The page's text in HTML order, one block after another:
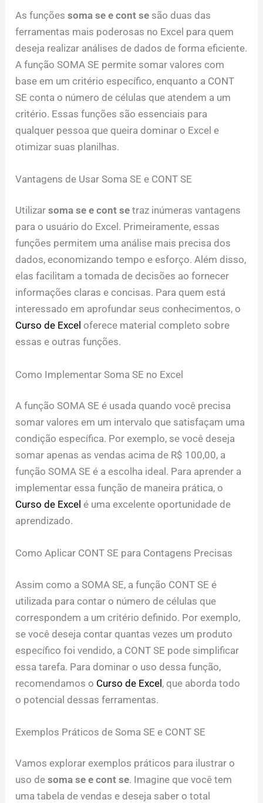
As funçõessoma se e cont se são duas das
ferramentas mais poderosas no Excel para quem
deseja realizar análises de dados de forma eficiente.
A função SOMA SE permite somar valores com
base em um critério específico, enquanto a CONT
SE conta o número de células que atendem a um
critério. Essas funções são essenciais para
qualquer pessoa que queira dominar o Excel e
otimizar suas planilhas.
Vantagens de Usar Soma SE e CONT SE
Utilizarsoma se e cont se traz inúmeras vantagens
para o usuário do Excel. Primeiramente, essas
funções permitem uma análise mais precisa dos
dados, economizando tempo e esforço. Além disso,
elas facilitam a tomada de decisões ao fornecer
informações claras e concisas. Para quem está
interessado em aprofundar seus conhecimentos, o
Curso de Excel oferece material completo sobre
essas e outras funções.
Como Implementar Soma SE no Excel
A função SOMA SE é usada quando você precisa
somar valores em um intervalo que satisfaçam uma
condição específica. Por exemplo, se você deseja
somar apenas as vendas acima de R$ 100,00, a
função SOMA SE é a escolha ideal. Para aprender a
implementar essa função de maneira prática, o
Curso de Excel é uma excelente oportunidade de
aprendizado.
Como Aplicar CONT SE para Contagens Precisas
Assim como a SOMA SE, a função CONT SE é
utilizada para contar o número de células que
correspondem a um critério definido. Por exemplo,
se você deseja contar quantas vezes um produto
específico foi vendido, a CONT SE pode simplificar
essa tarefa. Para dominar o uso dessa função,
recomendamos o Curso de Excel, que aborda todo
o potencial dessas ferramentas.
Exemplos Práticos de Soma SE e CONT SE
Vamos explorar exemplos práticos para ilustrar o
uso desoma se e cont se. Imagine que você tem
uma tabela de vendas e deseja saber o total